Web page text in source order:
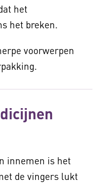
het
het breken.
voorwerpen
innemen is het
de vingers lukt